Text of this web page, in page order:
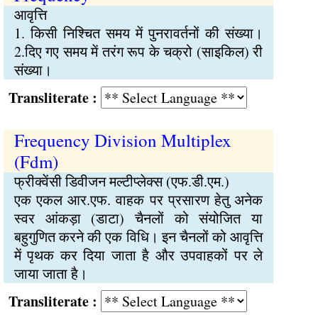
आवृत्ति
1. किसी निश्चित समय में पुनरावर्तनों की संख्या।
2.दिए गए समय में तरंग रूप के चक्रो (साइकिल) री
संख्या।
:
Frequency Division Multiplex
(Fdm)
फ्रीक्वेंसी डिवीजन मल्टीप्लेक्स (एफ.डी.एम.)
एक एकल आर.एफ. वाहक पर प्रसारण हेतु अनेक
स्वर आंकड़ा (डाटा) चैनलों को संयोजित या
बहुगुणित करने की एक विधि। इन चैनलों को आवृत्ति
में पृथक कर दिया जाता है और उपवाहकों पर ले
जाया जाता है।
: